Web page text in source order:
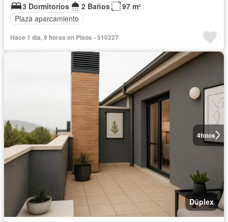
3 Dormitorios
2 Baños
97 m²
Plaza aparcamiento
Hace 1 día, 9 horas en Pisos - 510227
4fotos
Dúplex